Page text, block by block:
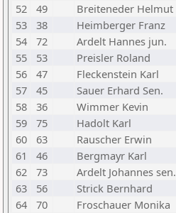
52
49 Breiteneder Helmut
53
38 Heimberger Franz
54
72 Ardelt Hannes jun.
55
53 Preisler Roland
56
47 Fleckenstein Karl
57
45 Sauer Erhard Sen.
58
36 Wimmer Kevin
59
75 Hadolt Karl
60
63 Rauscher Erwin
61
46 Bergmayr Karl
62
73 Ardelt Johannes sen.
63
56 Strick Bernhard
64
70 Froschauer Monika